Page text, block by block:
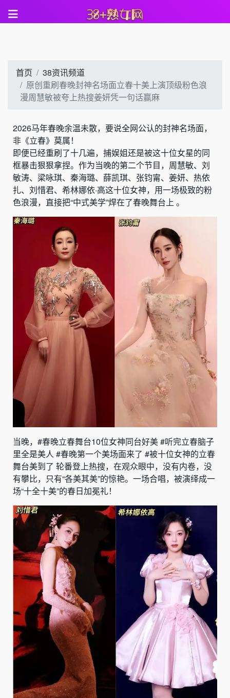
首页
38资讯频道
原创重刷春晚封神名场面立春十美上演顶级粉色浪
漫周慧敏被夸上热搜姜妍凭一句话赢麻
2026马年春晚余温未散，要说全网公认的封神名场面，
非《立春》莫属！
即便已经重刷了十几遍，捕娱姐还是被这十位女星的同
框暴击狠狠拿捏。作为当晚的第二个节目，周慧敏、刘
敏涛、梁咏琪、秦海璐、薛凯琪、张钧甯、姜妍、热依
扎、刘惜君、希林娜依·高这十位女神，用一场极致的粉
色浪漫，直接把“中式美学”焊在了春晚舞台上 。
当晚，#春晚立春舞台10位女神同台好美 #听完立春脑子
里全是美人 #春晚第一个美场面来了 #被十位女神的立春
舞台美到了 轮番登上热搜，在观众眼中，没有内卷，没
有攀比，只有“各美其美”的惊艳。一场合唱，被演绎成一
场“十全十美”的春日加冕礼！